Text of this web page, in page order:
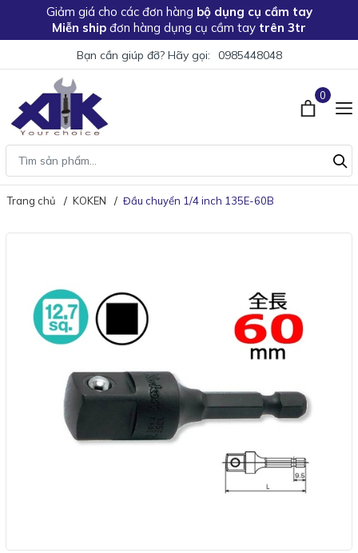
Giảm giá cho các đơn hàng bộ dụng cụ cầm tay
Miễn ship đơn hàng dụng cụ cầm tay trên 3tr
Bạn cần giúp đỡ? Hãy gọi: 0985448048
0
Trang chủ KOKEN Đầu chuyển 1/4 inch 135E-60B